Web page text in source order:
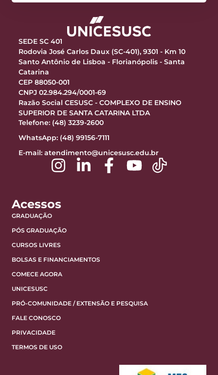
SEDE SC 401
Rodovia José Carlos Daux (SC-401), 9301 - Km 10
Santo Antônio de Lisboa - Florianópolis - Santa
Catarina
CEP 88050-001
CNPJ 02.984.294/0001-69
Razão Social CESUSC - COMPLEXO DE ENSINO
SUPERIOR DE SANTA CATARINA LTDA
Telefone: (48) 3239-2600
WhatsApp: (48) 99156-7111
E-mail: atendimento@unicesusc.edu.br
Acessos
GRADUAÇÃO
PÓS GRADUAÇÃO
CURSOS LIVRES
BOLSAS E FINANCIAMENTOS
COMECE AGORA
UNICESUSC
PRÓ-COMUNIDADE / EXTENSÃO E PESQUISA
FALE CONOSCO
PRIVACIDADE
TERMOS DE USO